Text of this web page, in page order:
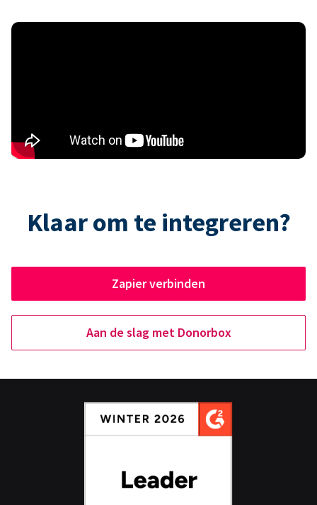
Klaar om te integreren?
Zapier verbinden
Aan de slag met Donorbox